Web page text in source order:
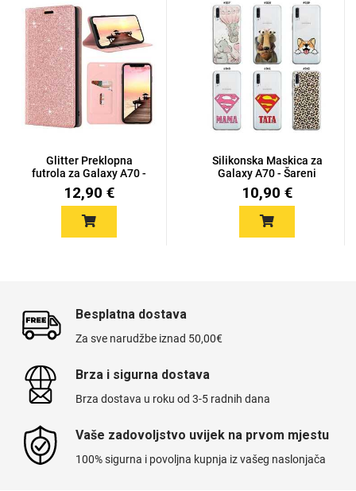
Glitter Preklopna
futrola za Galaxy A70 -
Više...
12,90 €
Silikonska Maskica za
Galaxy A70 - Šareni
moti...
10,90 €
Besplatna dostava
Za sve narudžbe iznad 50,00€
Brza i sigurna dostava
Brza dostava u roku od 3-5 radnih dana
Vaše zadovoljstvo uvijek na prvom mjestu
100% sigurna i povoljna kupnja iz vašeg naslonjača